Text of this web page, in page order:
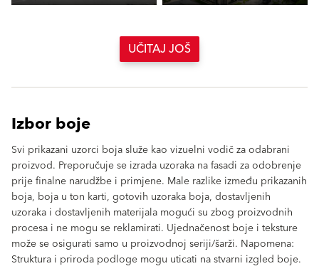
UČITAJ JOŠ
Izbor boje
Svi prikazani uzorci boja služe kao vizuelni vodič za odabrani
proizvod. Preporučuje se izrada uzoraka na fasadi za odobrenje
prije finalne narudžbe i primjene. Male razlike između prikazanih
boja, boja u ton karti, gotovih uzoraka boja, dostavljenih
uzoraka i dostavljenih materijala mogući su zbog proizvodnih
procesa i ne mogu se reklamirati. Ujednačenost boje i teksture
može se osigurati samo u proizvodnoj seriji/šarži. Napomena:
Struktura i priroda podloge mogu uticati na stvarni izgled boje.
clear